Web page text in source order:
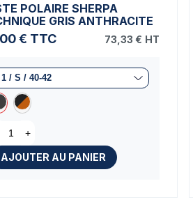
POLAIRE SHERPA
GRIS ANTHRACITE
€ TTC 73,33 € HT
+
AJOUTER AU PANIER